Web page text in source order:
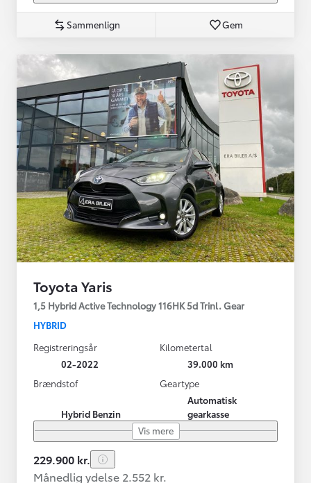
Sammenlign Gem
Toyota Yaris
1,5 Hybrid Active Technology 116HK 5d Trinl. Gear
HYBRID
Registreringsår
02-2022
Kilometertal
39.000 km
Brændstof
Hybrid Benzin
Geartype
Automatisk
gearkasse
Vis mere
229.900 kr.
Månedlig ydelse 2.552 kr.